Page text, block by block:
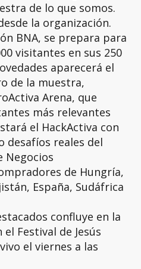
de lo que somos.
la organización.
BNA, se prepara para
visitantes en sus 250
aparecerá el
de la muestra,
Arena, que
más relevantes
el HackActiva con
desafíos reales del
Negocios
de Hungría,
España, Sudáfrica
confluye en la
Festival de Jesús
el viernes a las